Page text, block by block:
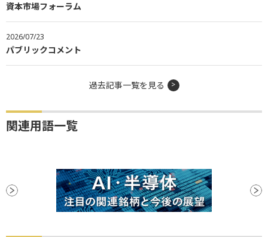
資本市場フォーラム
2026/07/23
パブリックコメント
過去記事一覧を見る
関連用語一覧